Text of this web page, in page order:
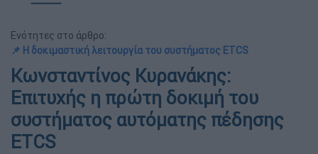
Ενότητες στο άρθρο:
📌 Η δοκιμαστική λειτουργία του συστήματος ETCS
Κωνσταντίνος Κυρανάκης:
Επιτυχής η πρώτη δοκιμή του
συστήματος αυτόματης πέδησης
ETCS